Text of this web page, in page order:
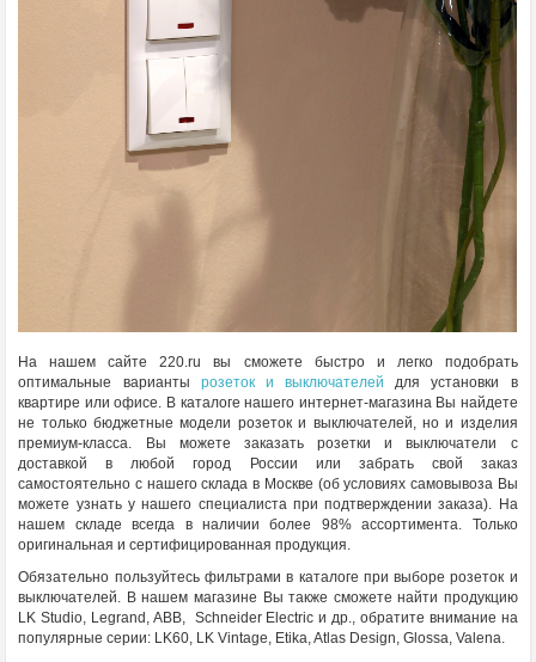
На нашем сайте 220.ru вы сможете быстро и легко подобрать
оптимальные варианты розеток и выключателей для установки в
квартире или офисе. В каталоге нашего интернет-магазина Вы найдете
не только бюджетные модели розеток и выключателей, но и изделия
премиум-класса. Вы можете заказать розетки и выключатели с
доставкой в любой город России или забрать свой заказ
самостоятельно с нашего склада в Москве (об условиях самовывоза Вы
можете узнать у нашего специалиста при подтверждении заказа). На
нашем складе всегда в наличии более 98% ассортимента. Только
оригинальная и сертифицированная продукция.
Обязательно пользуйтесь фильтрами в каталоге при выборе розеток и
выключателей. В нашем магазине Вы также сможете найти продукцию
LK Studio, Legrand, ABB, Schneider Electric и др., обратите внимание на
популярные серии: LK60, LK Vintage, Etika, Atlas Design, Glossa, Valena.